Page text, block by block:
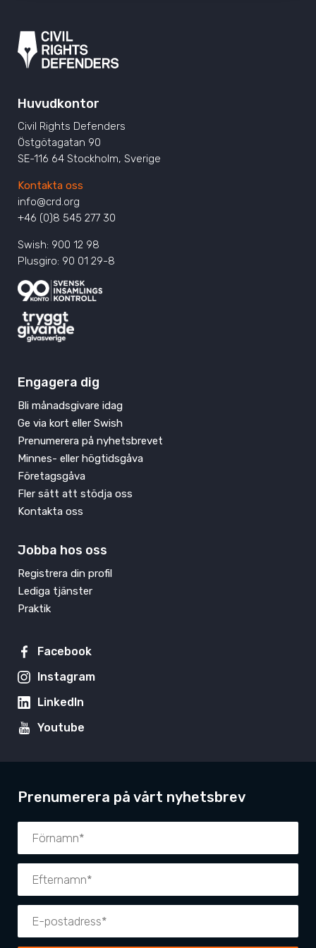
Huvudkontor
Civil Rights Defenders
Östgötagatan 90
SE-116 64 Stockholm, Sverige
Kontakta oss
info@crd.org
+46 (0)8 545 277 30
Swish: 900 12 98
Plusgiro: 90 01 29-8
Engagera dig
Bli månadsgivare idag
Ge via kort eller Swish
Prenumerera på nyhetsbrevet
Minnes- eller högtidsgåva
Företagsgåva
Fler sätt att stödja oss
Kontakta oss
Jobba hos oss
Registrera din profil
Lediga tjänster
Praktik
Facebook
Instagram
LinkedIn
Youtube
Prenumerera på vårt nyhetsbrev